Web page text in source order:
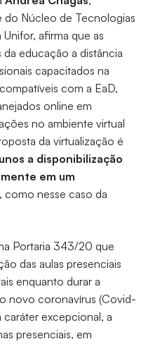
Núcleo de Tecnologias
afirma que as
educação a distância
capacitados na
com a EaD,
online em
no ambiente virtual
da virtualização é
a disponibilização
em um
, como nesse caso da
Portaria 343/20 que
das aulas presenciais
enquanto durar a
novo coronavírus (Covid-
caráter excepcional, a
presenciais, em